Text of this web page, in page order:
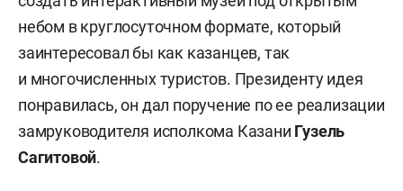
небом в круглосуточном формате, который
заинтересовал бы как казанцев, так
и многочисленных туристов. Президенту идея
понравилась, он дал поручение по ее реализации
замруководителя исполкома Казани Гузель
Сагитовой.